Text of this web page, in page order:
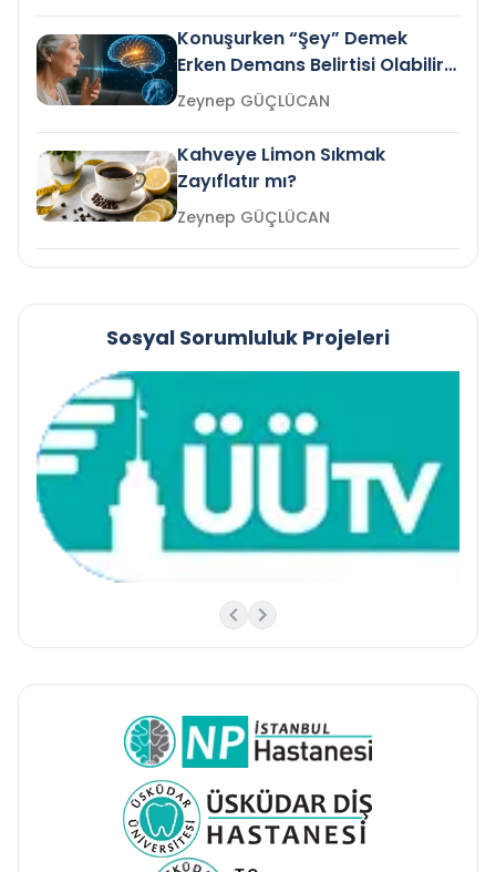
Konuşurken “Şey” Demek
Erken Demans Belirtisi Olabilir
mi?
Zeynep GÜÇLÜCAN
Kahveye Limon Sıkmak
Zayıflatır mı?
Zeynep GÜÇLÜCAN
Sosyal Sorumluluk Projeleri